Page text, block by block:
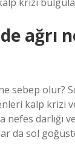
ağrı
sebep olur?
kalp krizi
nefes darlığı
da sol